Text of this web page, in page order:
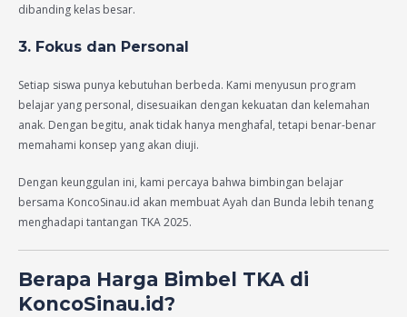
dibanding kelas besar.
3. Fokus dan Personal
Setiap siswa punya kebutuhan berbeda. Kami menyusun program
belajar yang personal, disesuaikan dengan kekuatan dan kelemahan
anak. Dengan begitu, anak tidak hanya menghafal, tetapi benar-benar
memahami konsep yang akan diuji.
Dengan keunggulan ini, kami percaya bahwa bimbingan belajar
bersama KoncoSinau.id akan membuat Ayah dan Bunda lebih tenang
menghadapi tantangan TKA 2025.
Berapa Harga Bimbel TKA di
KoncoSinau.id?